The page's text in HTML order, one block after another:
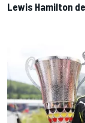
Lewis Hamilton